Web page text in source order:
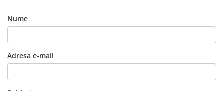
Nume
Adresa e-mail